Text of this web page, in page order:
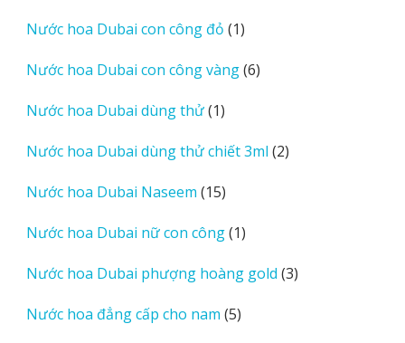
Nước hoa Dubai con công đỏ 11
phẩm
Nước hoa Dubai con công vàng 66
Nước hoa Dubai dùng thử 11
phẩm
Nước hoa Dubai dùng thử chiết 3ml 22
Nước hoa Dubai Naseem 1515
phẩm
Nước hoa Dubai nữ con công 11
phẩm
Nước hoa Dubai phượng hoàng gold 33
Nước hoa đẳng cấp cho nam 55